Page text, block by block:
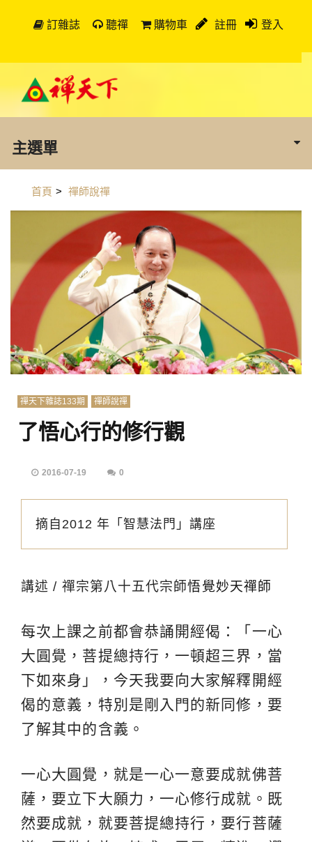
訂雜誌 聽禪 購物車 註冊 登入
主選單
首頁 > 禪師說禪
禪天下雜誌133期 禪師說禪
了悟心行的修行觀
2016-07-19 0
摘自2012 年「智慧法門」講座
講述 / 禪宗第八十五代宗師悟覺妙天禪師
每次上課之前都會恭誦開經偈：「一心
大圓覺，菩提總持行，一頓超三界，當
下如來身」，今天我要向大家解釋開經
偈的意義，特別是剛入門的新同修，要
了解其中的含義。
一心大圓覺，就是一心一意要成就佛菩
薩，要立下大願力，一心修行成就。既
然要成就，就要菩提總持行，要行菩薩